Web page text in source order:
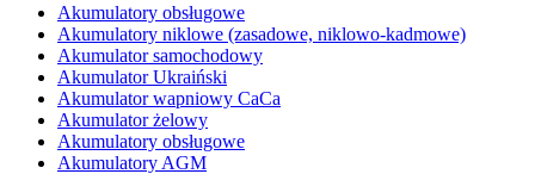
Akumulatory obsługowe
Akumulatory niklowe (zasadowe, niklowo-kadmowe)
Akumulator samochodowy
Akumulator Ukraiński
Akumulator wapniowy CaCa
Akumulator żelowy
Akumulatory obsługowe
Akumulatory AGM